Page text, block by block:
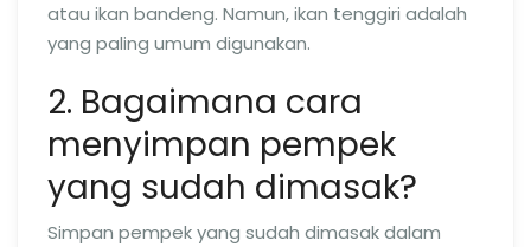
atau ikan bandeng. Namun, ikan tenggiri adalah
yang paling umum digunakan.
2. Bagaimana cara
menyimpan pempek
yang sudah dimasak?
Simpan pempek yang sudah dimasak dalam